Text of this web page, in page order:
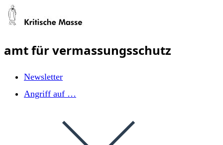
Zum
springen
amt für vermassungsschutz
Newsletter
Angriff auf …